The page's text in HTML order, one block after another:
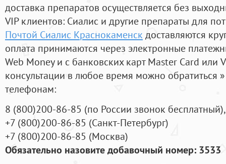
доставка препаратов осуществляется без
VIP клиентов: Сиалис и другие препараты для
Почтой Сиалис Краснокаменск доставляются
оплата принимаются через электронные
Web Money и с банковских карт Master Card или
консультации в любое время можно обратиться
телефонам:
8 (800)200-86-85 (по России звонок бесплатный),
+7 (800)200-86-85 (Санкт-Петербург)
+7 (800)200-86-85 (Москва)
Обязательно назовите добавочный номер: 3533